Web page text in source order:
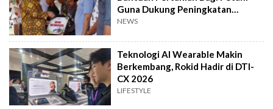
Guna Dukung Peningkatan
Produksi
NEWS
Teknologi AI Wearable Makin
Berkembang, Rokid Hadir di DTI-
CX 2026
LIFESTYLE